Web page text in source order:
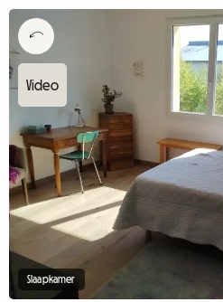
Slaapkamer